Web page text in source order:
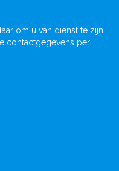
om u van dienst te zijn.
contactgegevens per